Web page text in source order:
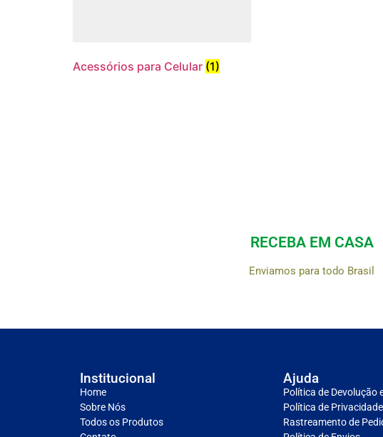
Acessórios para Celular (1)
RECEBA EM CASA
Enviamos para todo Brasil
Institucional
Home
Sobre Nós
Todos os Produtos
Ajuda
Política de Devolução
Política de Privacidade
Rastreamento de